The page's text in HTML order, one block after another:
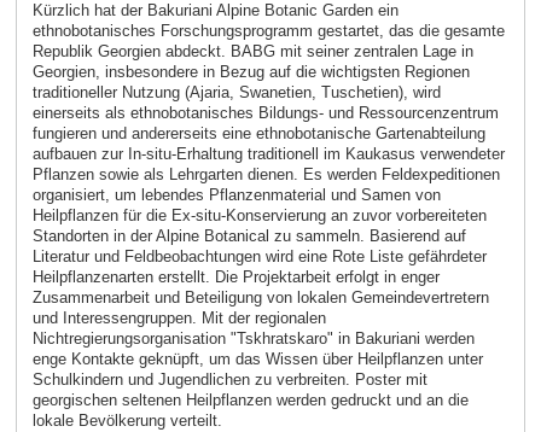
Kürzlich hat der Bakuriani Alpine Botanic Garden ein
ethnobotanisches Forschungsprogramm gestartet, das die gesamte
Republik Georgien abdeckt. BABG mit seiner zentralen Lage in
Georgien, insbesondere in Bezug auf die wichtigsten Regionen
traditioneller Nutzung (Ajaria, Swanetien, Tuschetien), wird
einerseits als ethnobotanisches Bildungs- und Ressourcenzentrum
fungieren und andererseits eine ethnobotanische Gartenabteilung
aufbauen zur In-situ-Erhaltung traditionell im Kaukasus verwendeter
Pflanzen sowie als Lehrgarten dienen. Es werden Feldexpeditionen
organisiert, um lebendes Pflanzenmaterial und Samen von
Heilpflanzen für die Ex-situ-Konservierung an zuvor vorbereiteten
Standorten in der Alpine Botanical zu sammeln. Basierend auf
Literatur und Feldbeobachtungen wird eine Rote Liste gefährdeter
Heilpflanzenarten erstellt. Die Projektarbeit erfolgt in enger
Zusammenarbeit und Beteiligung von lokalen Gemeindevertretern
und Interessengruppen. Mit der regionalen
Nichtregierungsorganisation "Tskhratskaro" in Bakuriani werden
enge Kontakte geknüpft, um das Wissen über Heilpflanzen unter
Schulkindern und Jugendlichen zu verbreiten. Poster mit
georgischen seltenen Heilpflanzen werden gedruckt und an die
lokale Bevölkerung verteilt.